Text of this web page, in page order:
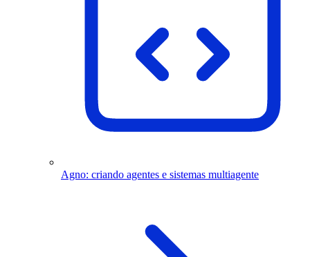
Agno: criando agentes e sistemas multiagente